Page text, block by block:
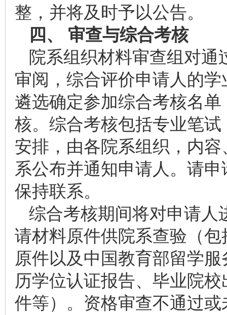
整，并将及时予以公告。
四、 审查与综合考核
院系组织材料审查组对
审阅，综合评价申请人的
遴选确定参加综合考核名
核。综合考核包括专业笔
安排，由各院系组织，内
系公布并通知申请人。请
保持联系。
综合考核期间将对申请人
请材料原件供院系查验（
原件以及中国教育部留学
历学位认证报告、毕业院
件等）。资格审查不通过